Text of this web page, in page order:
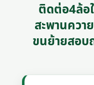
ติดต่อ4ล้อ
สะพานควา
ขนย้ายสอบ